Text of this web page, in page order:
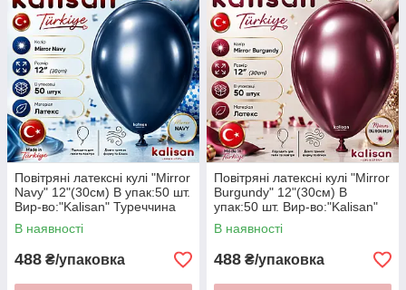
Повітряні латексні кулі "Mirror
Navy" 12"(30см) В упак:50 шт.
Вир-во:"Kalisan" Туреччина
В наявності
488 ₴/упаковка
Повітряні латексні кулі "Mirror
Burgundy" 12"(30см) В
упак:50 шт. Вир-во:"Kalisan"
Туреччина
В наявності
488 ₴/упаковка